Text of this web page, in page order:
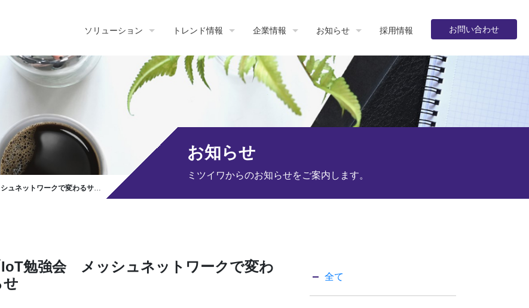
ソリューション トレンド情報 企業情報 お知らせ 採用情報 お問い合わせ
変わるサービス開発」開催のお知らせ
お知らせ
ミツイワからのお知らせをご案内します。
IoT勉強会 メッシュネットワークで変わ
せ
全て